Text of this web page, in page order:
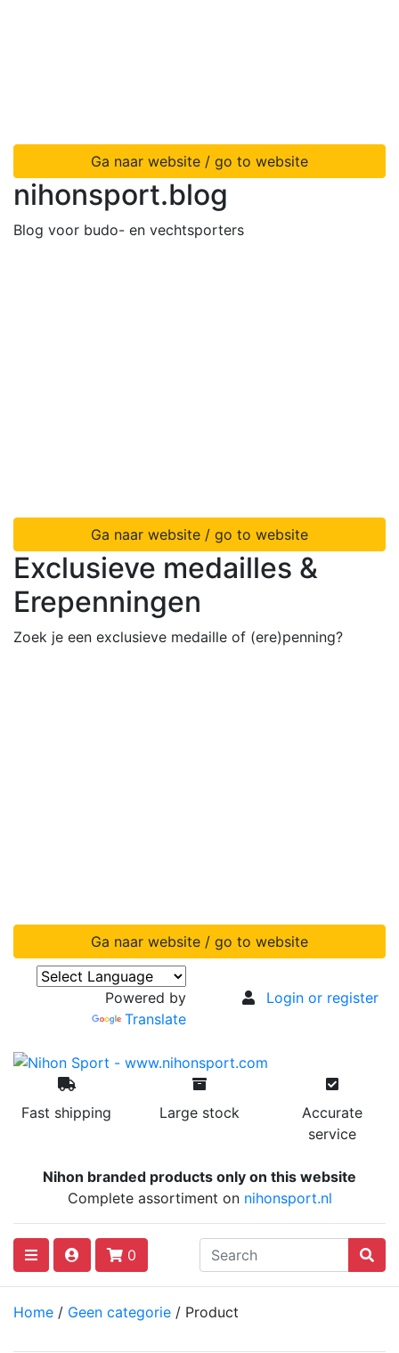
Ga naar website / go to website
nihonsport.blog
Blog voor budo- en vechtsporters
Ga naar website / go to website
Exclusieve medailles &
Erepenningen
Zoek je een exclusieve medaille of (ere)penning?
Ga naar website / go to website
Powered by
Translate
Login or register
Fast shipping Large stock
Accurate
service
Nihon branded products only on this website
Complete assortiment on nihonsport.nl
0
Home / Geen categorie / Product